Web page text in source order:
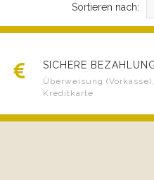
Sortieren nach:
SICHERE
Überweisung
Kreditkarte